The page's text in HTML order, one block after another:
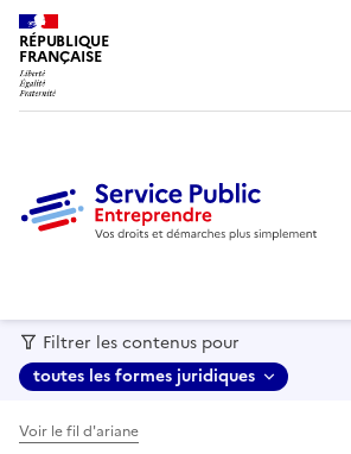
RÉPUBLIQUE
FRANÇAISE
Filtrer les contenus pour
toutes les formes juridiques
Voir le fil d'ariane